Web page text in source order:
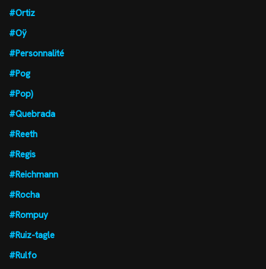
#Ortiz
#Oÿ
#Personnalité
#Pog
#Pop)
#Quebrada
#Reeth
#Regis
#Reichmann
#Rocha
#Rompuy
#Ruiz-tagle
#Rulfo